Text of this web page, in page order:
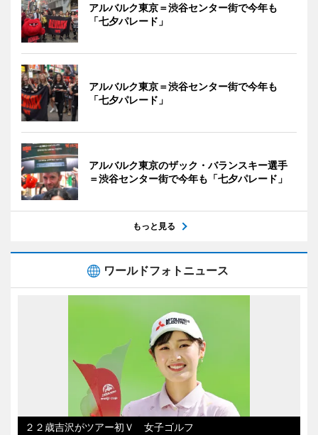
アルバルク東京＝渋谷センター街で今年も
「七夕パレード」
アルバルク東京＝渋谷センター街で今年も
「七夕パレード」
アルバルク東京のザック・バランスキー選手
＝渋谷センター街で今年も「七夕パレード」
もっと見る
ワールドフォトニュース
２２歳吉沢がツアー初Ｖ 女子ゴルフ